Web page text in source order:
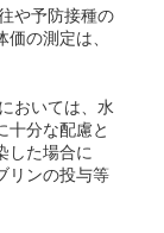
や予防接種の
の測定は、
おいては、水
十分な配慮と
した場合に
リンの投与等